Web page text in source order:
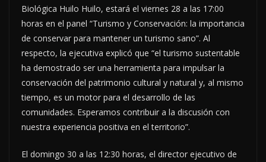
Biológica Huilo Huilo, estará el viernes 28 a las 17:00
horas en el panel “Turismo y Conservación: la importancia
de conservar para mantener un turismo sano”. Al
respecto, la ejecutiva explicó que “el turismo sustentable
ha demostrado ser una herramienta para impulsar la
conservación del patrimonio cultural y natural y, al mismo
tiempo, es un motor para el desarrollo de las
comunidades. Esperamos contribuir a la discusión con
nuestra experiencia positiva en el territorio”.
El domingo 30 a las 12:30 horas, el director ejecutivo de